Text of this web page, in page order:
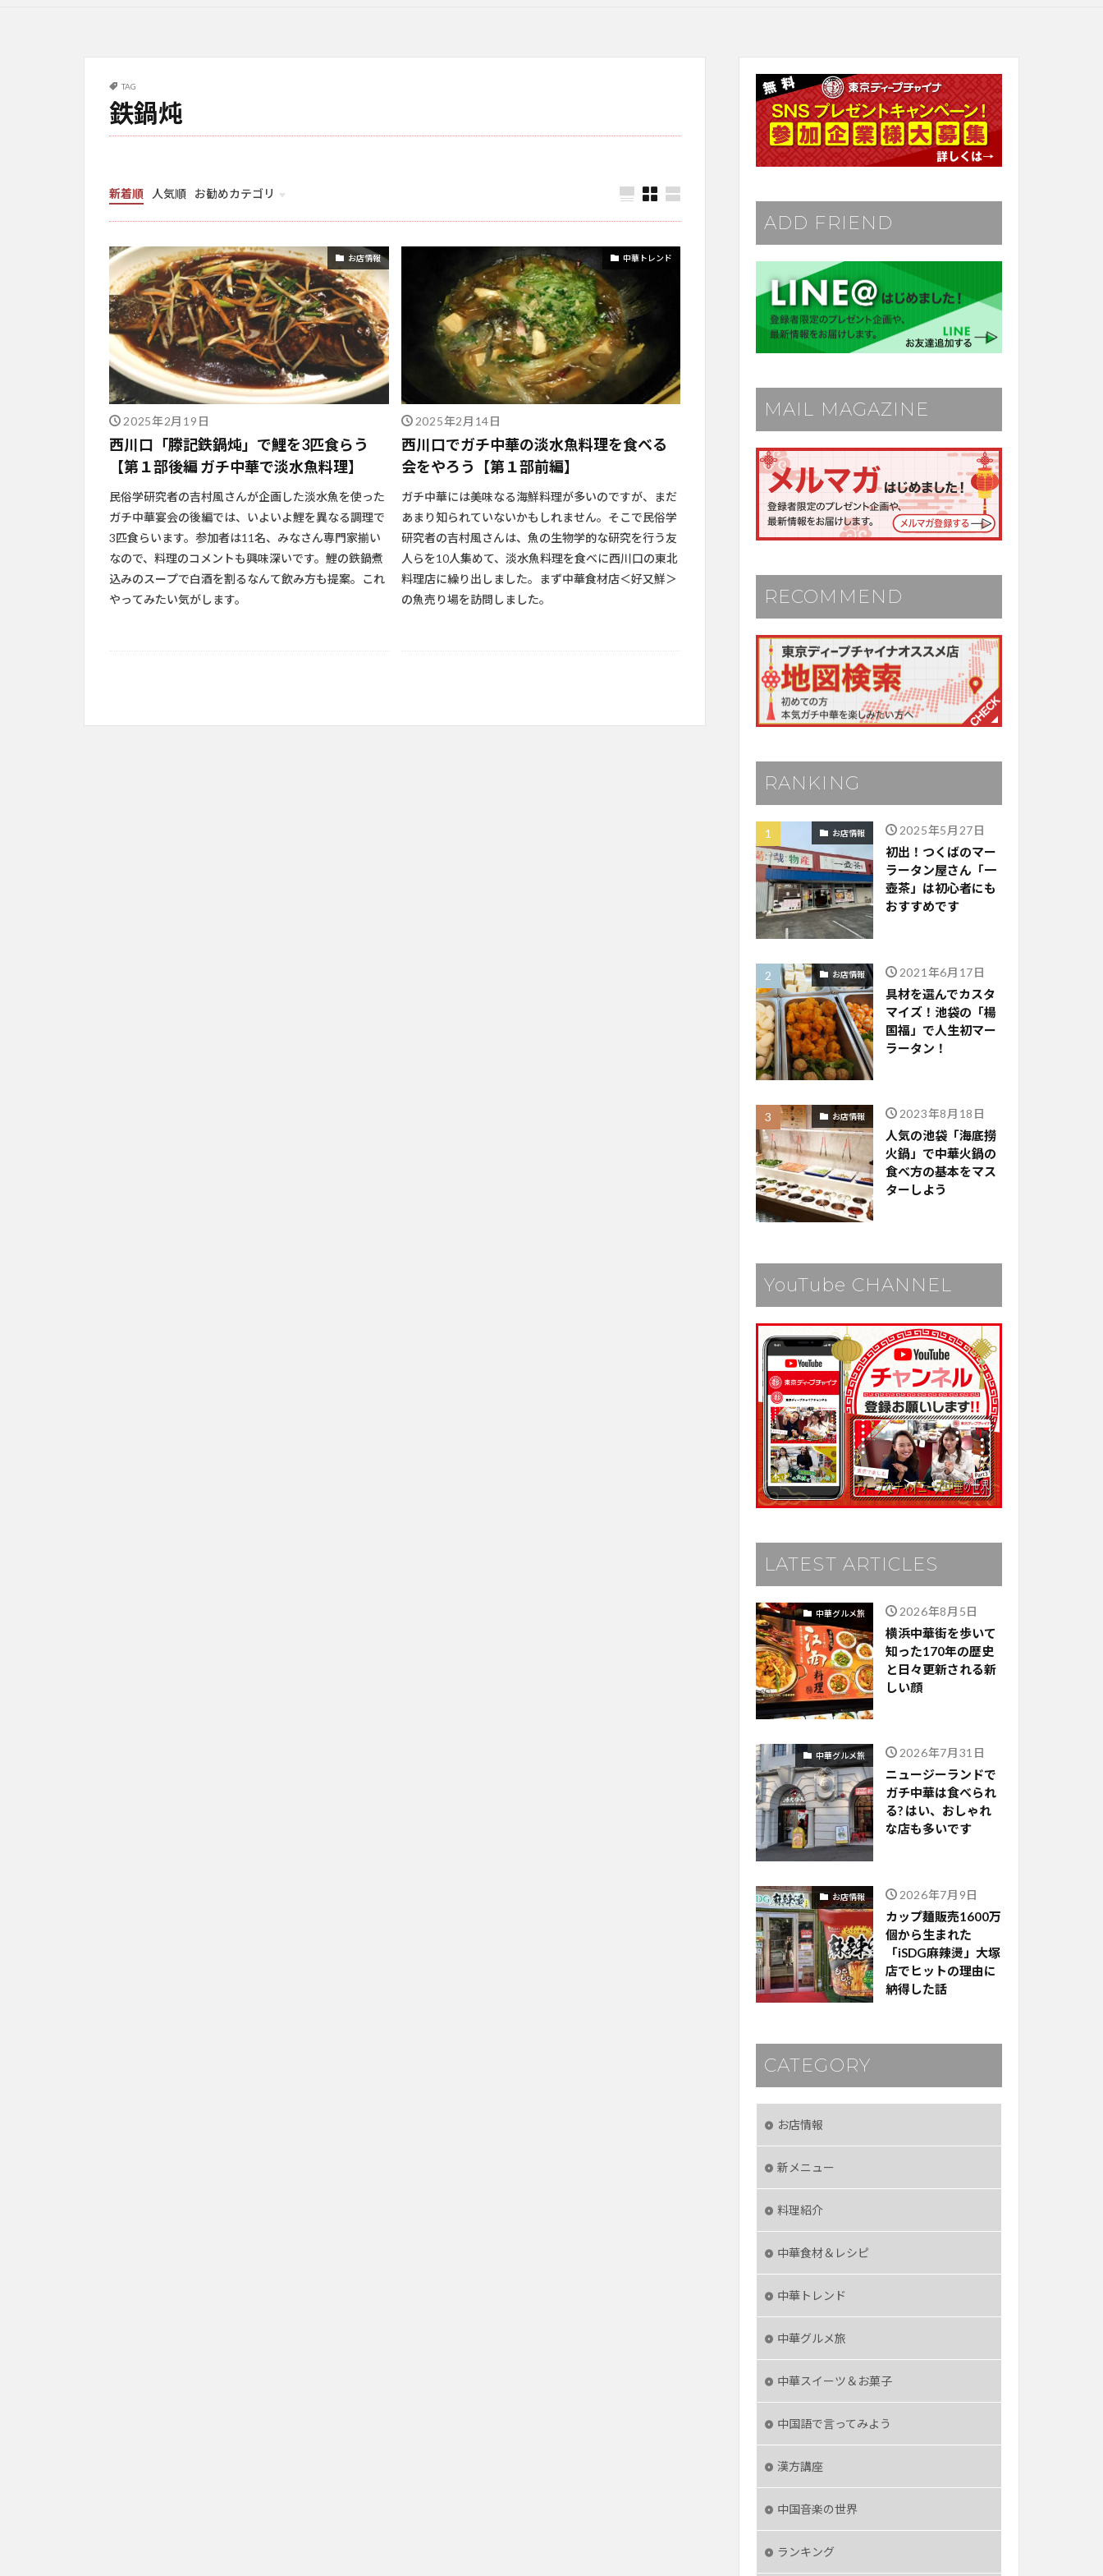
TAG
鉄鍋炖
新着順 人気順
お勧めカテゴリ
お店情報
お店情報
2025年2月19日
西川口「滕記鉄鍋炖」で鯉を3匹食らう
【第１部後編 ガチ中華で淡水魚料理】
民俗学研究者の吉村風さんが企画した淡水魚を使った
ガチ中華宴会の後編では、いよいよ鯉を異なる調理で
3匹食らいます。参加者は11名、みなさん専門家揃い
なので、料理のコメントも興味深いです。鯉の鉄鍋煮
込みのスープで白酒を割るなんて飲み方も提案。これ
やってみたい気がします。
中華トレンド
2025年2月14日
西川口でガチ中華の淡水魚料理を食べる
会をやろう【第１部前編】
ガチ中華には美味なる海鮮料理が多いのですが、まだ
あまり知られていないかもしれません。そこで民俗学
研究者の吉村風さんは、魚の生物学的な研究を行う友
人らを10人集めて、淡水魚料理を食べに西川口の東北
料理店に繰り出しました。まず中華食材店＜好又鮮＞
の魚売り場を訪問しました。
ADD FRIEND
MAIL MAGAZINE
RECOMMEND
RANKING
お店情報 2025年5月27日
初出！つくばのマー
ラータン屋さん「一
壺茶」は初心者にも
おすすめです
お店情報 2021年6月17日
具材を選んでカスタ
マイズ！池袋の「楊
国福」で人生初マー
ラータン！
お店情報 2023年8月18日
人気の池袋「海底撈
火鍋」で中華火鍋の
食べ方の基本をマス
ターしよう
YouTube CHANNEL
LATEST ARTICLES
中華グルメ旅 2026年8月5日
横浜中華街を歩いて
知った170年の歴史
と日々更新される新
しい顔
中華グルメ旅 2026年7月31日
ニュージーランドで
ガチ中華は食べられ
る? はい、おしゃれ
な店も多いです
お店情報 2026年7月9日
カップ麺販売1600万
個から生まれた
「iSDG麻辣燙」大塚
店でヒットの理由に
納得した話
CATEGORY
お店情報
新メニュー
料理紹介
中華食材＆レシピ
中華トレンド
中華グルメ旅
中華スイーツ＆お菓子
中国語で言ってみよう
漢方講座
中国音楽の世界
ランキング